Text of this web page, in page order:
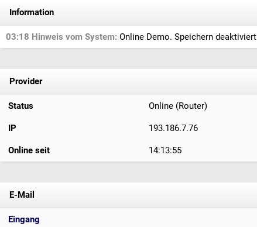
Information
03:18 Hinweis vom System: Online Demo. Speichern deaktiviert
Provider
Status Online (Router)
IP 193.186.7.76
Online seit 14:13:55
E-Mail
Eingang